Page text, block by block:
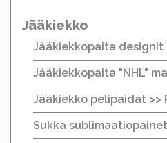
Jääkiekko
Jääkiekkopaita designit
Jääkiekkopaita "NHL"
Jääkiekko pelipaidat >>
Sukka